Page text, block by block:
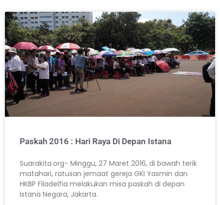
Paskah 2016 : Hari Raya Di Depan Istana
Suarakita.org- Minggu, 27 Maret 2016, di bawah terik
matahari, ratusan jemaat gereja GKI Yasmin dan
HKBP Filadelfia melakukan misa paskah di depan
Istana Negara, Jakarta.